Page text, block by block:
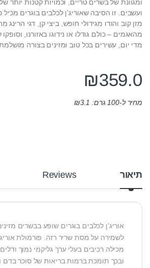
ומגוונת של בשרים טריים, וכמויות קטנות יותר
ועשבים. זו הסיבה שאוריג’ן לכלבים בוגרים
מזן קוב והודו מגידולי חופש, ביצי קן, דגי הרינג
מהאגמים – כולם גודלו או נידוגו באזורנו,
מדי יום, עשירים בכל טוב ומזינים בצורה
₪359.0
מחיר ל-100 גרם: ₪3.1
תיאור Reviews
אוריג’ן לכלבים בוגרים שופע בבשרים
לשמירה על מסת שריר רזה. פורמולת
מכילה רכיבים בעלי ערך גליקמי נמוך
ובכך תומכת ברמות בריאות של סוכר בדם